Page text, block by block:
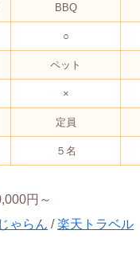
BBQ
○
ペット
×
定員
５名
円～
じゃらん /楽天トラベル